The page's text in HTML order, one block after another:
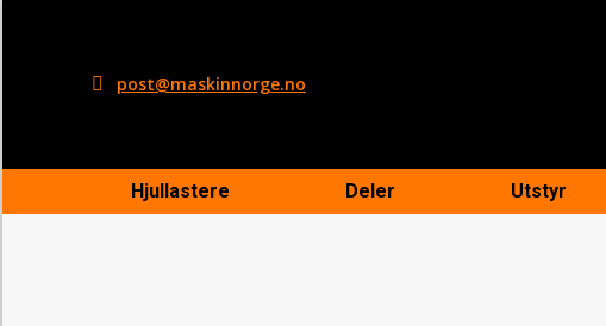
post@maskinnorge.no
Hjullastere Deler Utstyr